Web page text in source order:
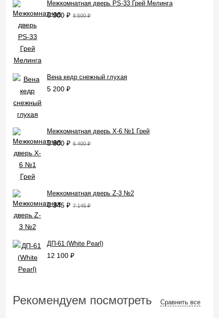
Межкомнатная дверь PS-33 Грей Мелинга
6 900 ₽ 8 500₽
Вена кедр снежный глухая
5 200 ₽
Межкомнатная дверь X-6 №1 Грей
5 800 ₽ 6 400₽
Межкомнатная дверь Z-3 №2
6 345 ₽ 7 145₽
ДП-61 (White Pearl)
12 100 ₽
Рекомендуем посмотреть Сравнить все